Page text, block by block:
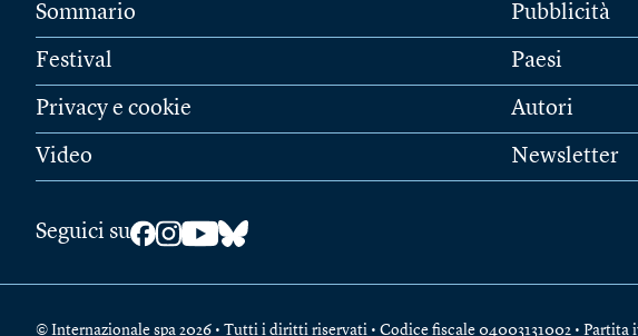
Sommario
Festival
Privacy e cookie
Video
Pubblicità
Paesi
Autori
Newsletter
Seguici su
© Internazionale spa 2026 • Tutti i diritti riservati • Codice fiscale 04003131002 • Partita